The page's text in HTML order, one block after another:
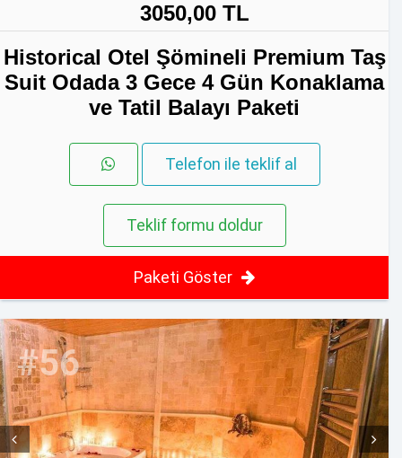
3050,00 TL
Historical Otel Şömineli Premium Taş
Suit Odada 3 Gece 4 Gün Konaklama
ve Tatil Balayı Paketi
Telefon ile teklif al
Teklif formu doldur
Paketi Göster
Prev Next
#56